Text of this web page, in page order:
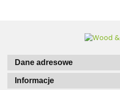
Dane adresowe
Informacje